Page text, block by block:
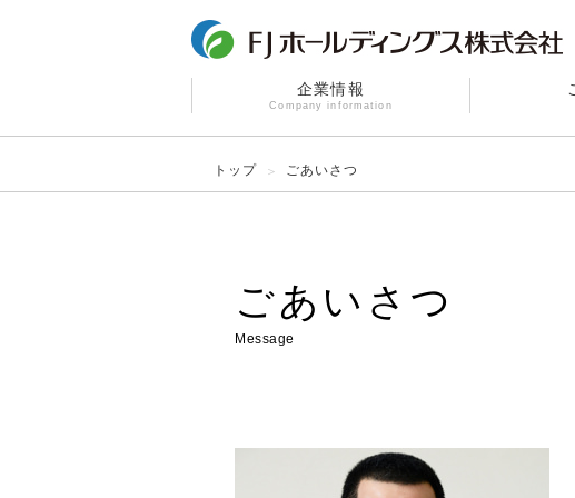
企業情報
Company information
トップ ごあいさつ
ごあいさつ
Message